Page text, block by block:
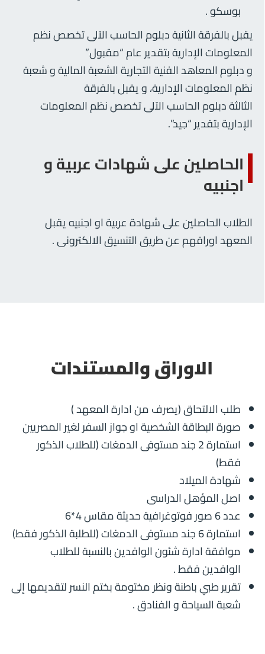
بوسكو .
يقبل بالفرقة الثانية دبلوم الحاسب الآلى تخصص نظم
المعلومات الإدارية بتقدير عام “مقبول”
و دبلوم المعاهد الفنية التجارية الشعبة المالية و شعبة
نظم المعلومات الإدارية، و يقبل بالفرقة
الثالثة دبلوم الحاسب الآلى تخصص نظم المعلومات
الإدارية بتقدير “جيد”.
الحاصلين على شهادات عربية و
اجنبيه
الطلاب الحاصلين على شهادة عربية او اجنبيه يقبل
المعهد اوراقهم عن طريق التنسيق الالكترونى .
الاوراق والمستندات
طلب الالتحاق (يصرف من ادارة المعهد )
صورة البطاقة الشخصية او جواز السفر لغير المصريين
استمارة 2 جند مستوفى الدمغات (للطلاب الذكور
فقط)
شهادة الميلاد
اصل المؤهل الدراسى
عدد 6 صور فوتوغرافية حديثة مقاس 4*6
استمارة 6 جند مستوفى الدمغات (للطلبة الذكور فقط)
موافقة ادارة شئون الوافدين بالنسبة للطلاب
الوافدين فقط .
تقرير طبي باطنة ونظر مختومة بختم النسر لتقديمها إلى
شعبة السياحة و الفنادق .